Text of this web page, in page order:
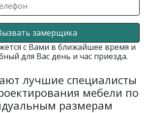
замерщика
с Вами в ближайшее время и
для Вас день и час приезда.
лучшие специалисты
мебели по
размерам